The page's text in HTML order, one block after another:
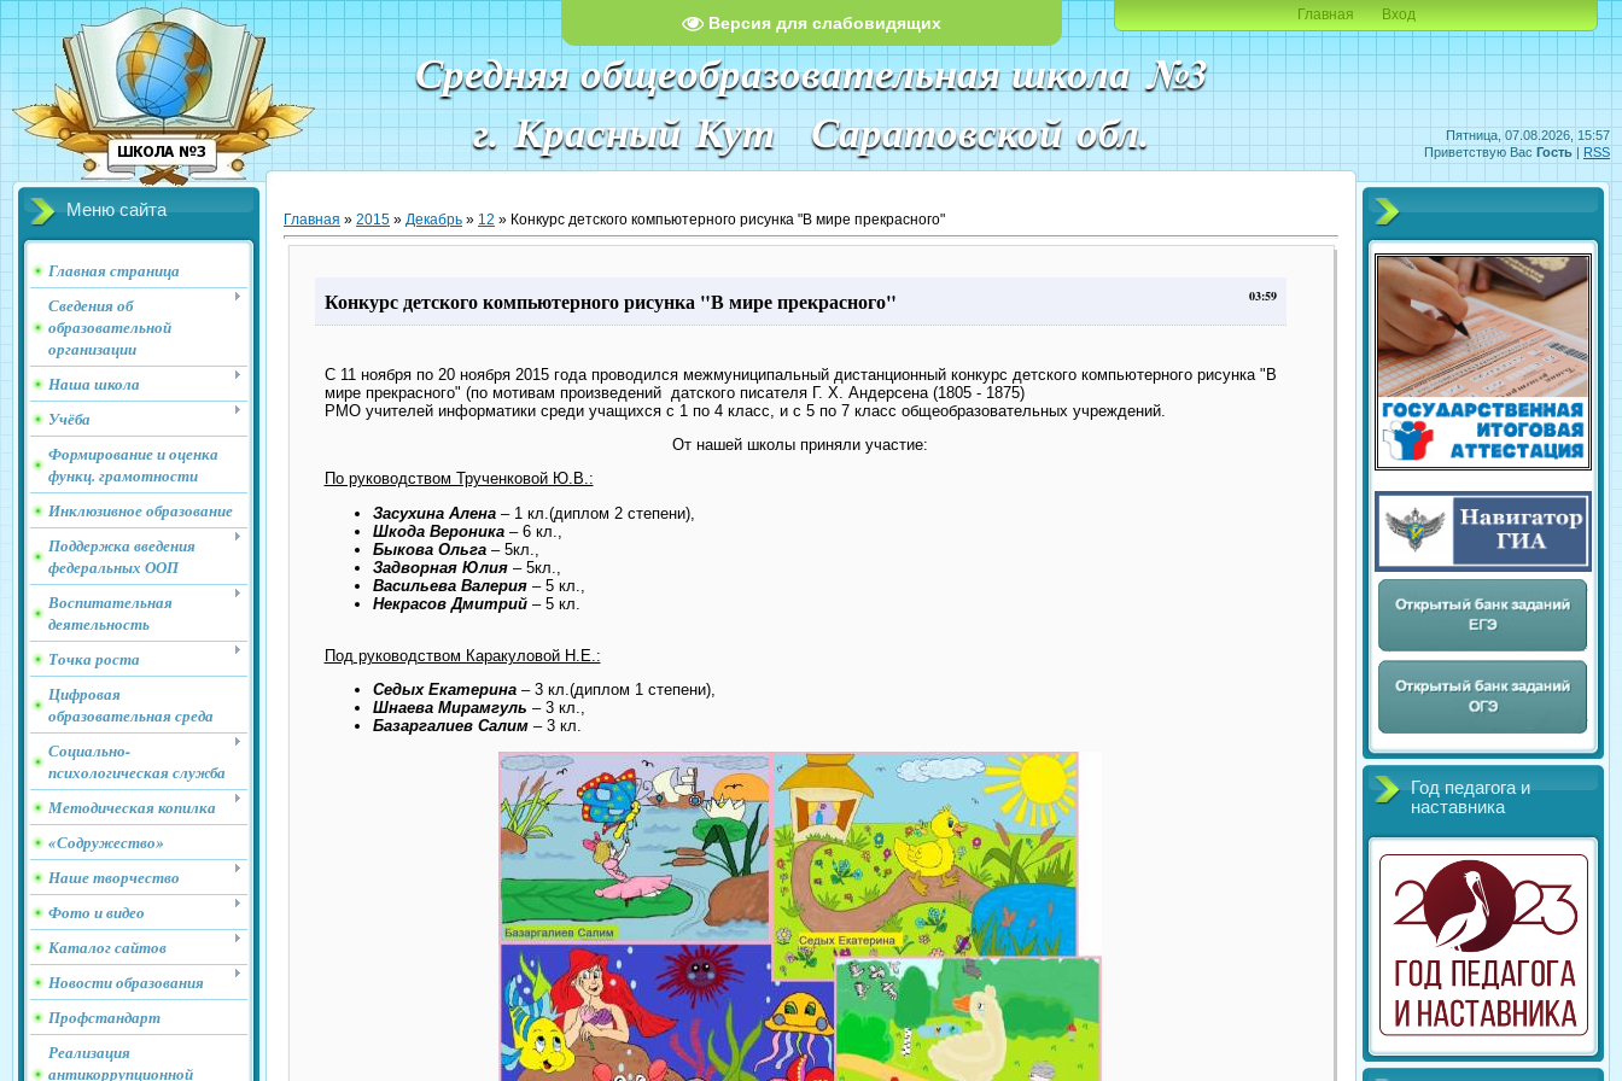
Версия для слабовидящих
Пятница, 07.08.2026, 15:57
Приветствую Вас Гость | RSS
Средняя общеобразовательная школа №3
г. Красный Кут Саратовской обл.
Главная Вход
Меню сайта
Главная страница
Сведения об
образовательной
организации
Наша школа
Учёба
Формирование и оценка
функц. грамотности
Инклюзивное образование
Поддержка введения
федеральных ООП
Воспитательная
деятельность
Точка роста
Цифровая
образовательная среда
Социально-
психологическая служба
Методическая копилка
«Содружество»
Наше творчество
Фото и видео
Каталог сайтов
Новости образования
Профстандарт
Реализация
антикоррупционной
Главная » 2015 » Декабрь » 12 » Конкурс детского компьютерного рисунка "В мире прекрасного"
03:59
Конкурс детского компьютерного рисунка "В мире прекрасного"
С 11 ноября по 20 ноября 2015 года проводился межмуниципальный дистанционный конкурс детского компьютерного рисунка "В
мире прекрасного" (по мотивам произведений датского писателя Г. Х. Андерсена (1805 - 1875)
РМО учителей информатики среди учащихся с 1 по 4 класс, и с 5 по 7 класс общеобразовательных учреждений.
От нашей школы приняли участие:
По руководством Трученковой Ю.В.:
Засухина Алена– 1 кл.(диплом 2 степени),
Шкода Вероника– 6 кл.,
Быкова Ольга– 5кл.,
Задворная Юлия– 5кл.,
Васильева Валерия – 5 кл.,
Некрасов Дмитрий– 5 кл.
Под руководством Каракуловой Н.Е.:
Седых Екатерина– 3 кл.(диплом 1 степени),
Шнаева Мирамгуль – 3 кл.,
Базаргалиев Салим– 3 кл.
Год педагога и
наставника